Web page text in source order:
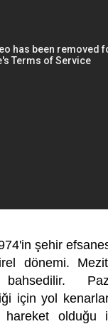
şehir
dönemi.
bahsedilir.
için yol
hareket olduğu